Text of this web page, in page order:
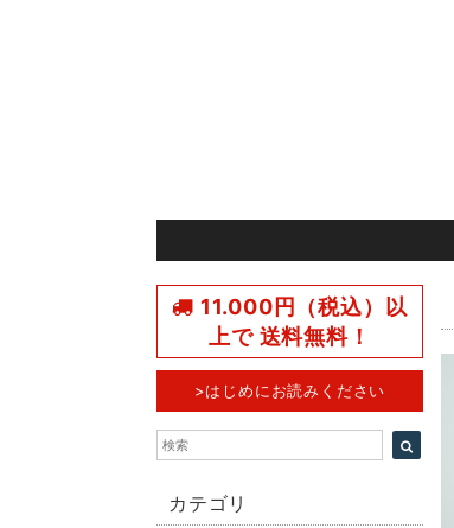
11.000円（税込）以
上で 送料無料！
>はじめにお読みください
カテゴリ